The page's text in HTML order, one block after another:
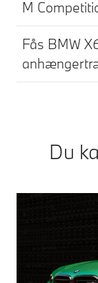
M
Fås BMW
Du